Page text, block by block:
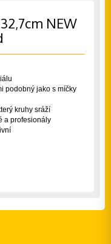
NEW
podobný jako s míčky
kruhy sráží
a profesionály